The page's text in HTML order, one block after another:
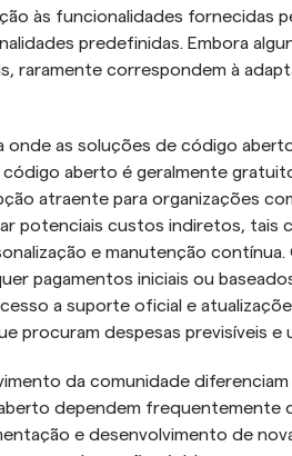
às funcionalidades fornecidas
predefinidas. Embora
raramente correspondem à
onde as soluções de código
aberto é geralmente
atraente para organizações
potenciais custos indiretos, tais
e manutenção
pagamentos iniciais ou
a suporte oficial e
procuram despesas previsíveis
da comunidade
dependem frequentemente
e desenvolvimento de